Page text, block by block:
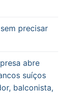
precisar
abre
suíços
balconista,